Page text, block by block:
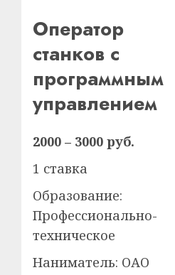
Оператор
станков с
программным
управлением
2000 – 3000 руб.
1 ставка
Образование:
Профессионально-
техническое
Наниматель: ОАО